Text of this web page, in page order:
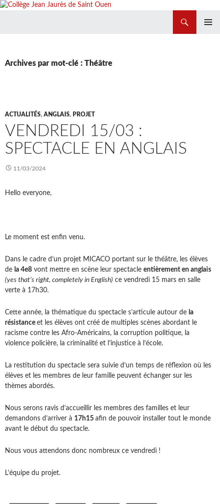
Archives par mot-clé : Théâtre
ACTUALITÉS, ANGLAIS, PROJET
VENDREDI 15/03 :
SPECTACLE EN ANGLAIS
11/03/2024
Hello everyone,
Le moment est enfin venu.
Dans le cadre d’un projet MICACO portant sur le théâtre, les élèves
de la 4e8 vont mettre en scène leur spectacle entièrement en anglais
(yes that’s right, completely in English) ce vendredi 15 mars en salle
verte à 17h30.
Cette année, la thématique du spectacle s’articule autour de la
résistance et les élèves ont créé de multiples scènes abordant le
racisme contre les Afro-Américains, la corruption politique, la
violence policière, la criminalité et l’injustice à l’école.
La restitution du spectacle sera suivie d’un temps de réflexion où les
élèves et les membres de leur famille peuvent échanger sur les
thèmes abordés.
Nous serons ravis d’accueillir les membres des familles et leur
demandons d’arriver à 17h15 afin de pouvoir installer tout le monde
avant le début du spectacle.
Nous vous attendons donc nombreux ce vendredi !
L’équipe du projet.